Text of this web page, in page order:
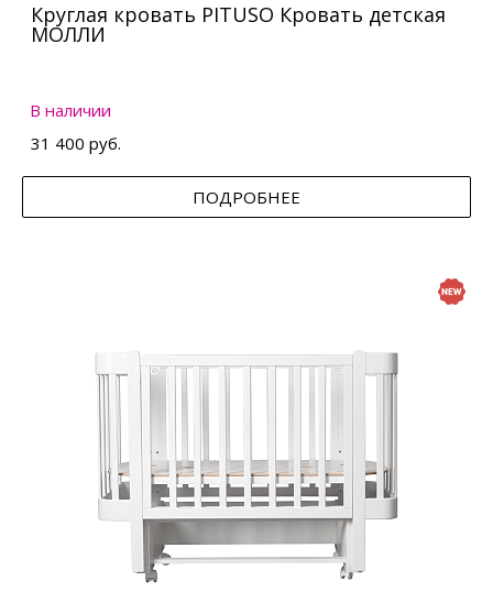
Круглая кровать PITUSO Кровать детская
МОЛЛИ
В наличии
31 400 руб.
ПОДРОБНЕЕ